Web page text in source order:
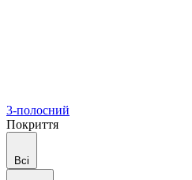
3-полосний
Покриття
Всі